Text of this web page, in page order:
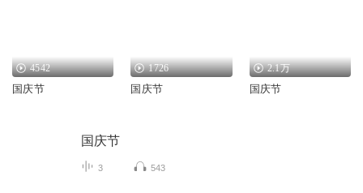
4542
国庆节
1726
国庆节
2.1万
国庆节
国庆节
3 543